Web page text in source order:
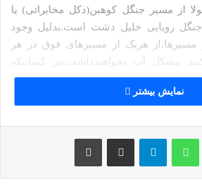
از مسیر جنگل کوهبن(دکل مخابراتی) یا
جنگل رویایی خلیل دشت است.بدلیل وجود
هریک از مسیرهای فوق در هر
مشکل آب نخواهیدداشت.نیز کسانیکه
(لینک)را دارند ،نخست باید به این قله
گردند.
های فراوانی از نوع آمونیت(لینک)
دایناسورهاست.نیز لازم است آنانکه از
نمایش بیشتر
لینکداین واتس آپ تلگرام اشتراک گذاری با ایمیل